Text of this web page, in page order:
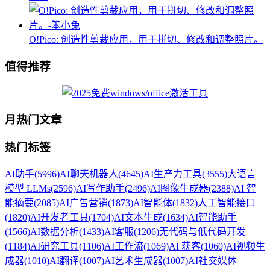
O!Pico: 创造性剪裁应用，用于拼切、修改和调整照片。
值得推荐
月热门文章
热门标签
AI助手(5996)AI聊天机器人(4645)AI生产力工具(3555)大语言
模型 LLMs(2596)AI写作助手(2496)AI图像生成器(2388)AI 智
能摘要(2085)AI广告营销(1873)AI智能体(1832)人工智能接口
(1820)AI开发者工具(1704)AI文本生成(1634)AI智能助手
(1566)AI数据分析(1433)AI客服(1206)无代码与低代码开发
(1184)AI研究工具(1106)AI工作流(1069)AI 获客(1060)AI视频生
成器(1010)AI翻译(1007)AI艺术生成器(1007)AI社交媒体